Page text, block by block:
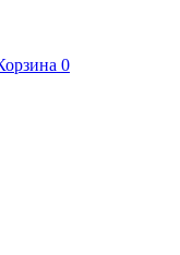
0